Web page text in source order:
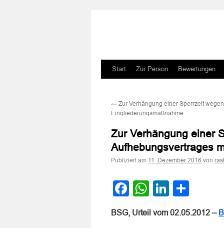
Zum
springen
Start Zur Person Bewertungen
← Zur Verhängung einer Sperrzeit
Eingliederungsmaßnahme
Zur Verhängung einer
Aufhebungsvertrages
Publiziert am 11. Dezember 2016 von
Facebook
WhatsApp
BSG, Urteil vom 02.05.2012 –